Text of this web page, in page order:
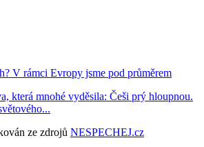
V rámci Evropy jsme pod průměrem
která mnohé vyděsila: Češi prý hloupnou.
ze zdrojů NESPECHEJ.cz